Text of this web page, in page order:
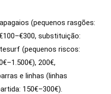
(pequenos rasgões:
substituição:
(pequenos riscos:
200€,
e linhas (linhas
150€–300€).